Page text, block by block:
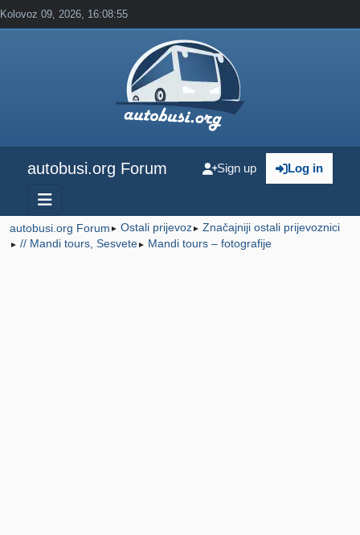
Kolovoz 09, 2026, 16:08:55
autobusi.org Forum Log in
Sign up
autobusi.org Forum ► Ostali prijevoz► Značajniji ostali prijevoznici
► // Mandi tours, Sesvete► Mandi tours – fotografije